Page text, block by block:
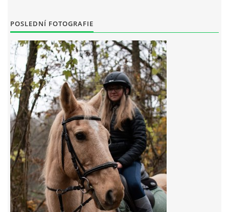
JARNÍ BRIGÁDA 20.5.2023
DNE 17.11.2023 KROUŽEK JEZDECTVÍ NENÍ
DĚKUJEME MĚSTU RYCHVALD ZA DOTACI V ROCE 2023
NABÍZÍME BRIGÁDU U NÁS VE STÁJI. PRO BLIŽŠÍ INFO
VOLEJTE 604265192
DĚKUJEME ZA PODPORU ČESKÉ UNIÍ SPORTU
JARNÍ BRIGÁDA 20.4 2024
POSLEDNÍ FOTOGRAFIE